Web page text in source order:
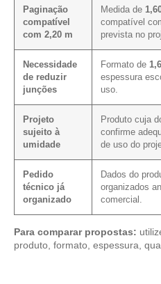
Paginação
compatível
com 2,20 m
Medida de
compatível
prevista no
Necessidade
de reduzir
junções
Formato de
espessura
uso.
Projeto
sujeito à
umidade
Produto cuja
confirme
de uso do
Pedido
técnico já
organizado
Dados do
organizados
comercial.
Para comparar propostas:
produto, formato, espessura,